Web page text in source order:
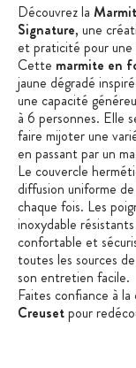
Découvrez la
Signature, une
et praticité pour une
Cette marmite en
jaune dégradé
une capacité
à 6 personnes. Elle
faire mijoter une
en passant par un
Le couvercle
diffusion uniforme
chaque fois. Les
inoxydable
confortable et
toutes les sources
son entretien facile.
Faites confiance à
Creusetpour